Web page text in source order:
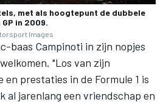
met als hoogtepunt de dubbele
in 2009.
Images
baas Campinoti in zijn nopjes
"Los van zijn
prestaties in de Formule 1 is
al jarenlang een vriendschap en